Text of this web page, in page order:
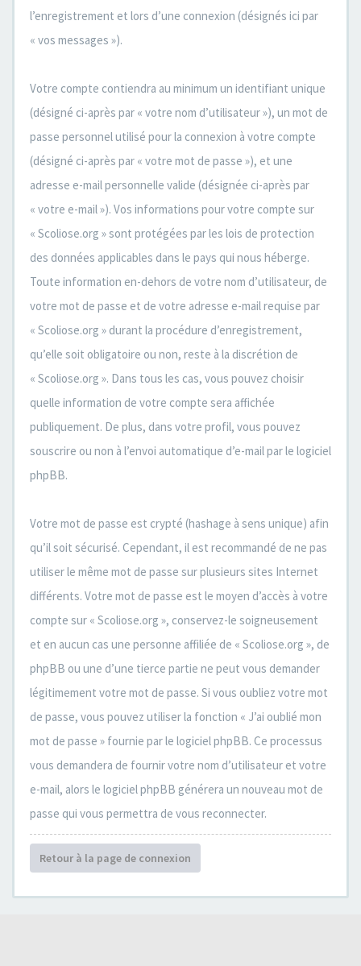
l’enregistrement et lors d’une connexion (désignés ici par
« vos messages »).
Votre compte contiendra au minimum un identifiant unique
(désigné ci-après par « votre nom d’utilisateur »), un mot de
passe personnel utilisé pour la connexion à votre compte
(désigné ci-après par « votre mot de passe »), et une
adresse e-mail personnelle valide (désignée ci-après par
« votre e-mail »). Vos informations pour votre compte sur
« Scoliose.org » sont protégées par les lois de protection
des données applicables dans le pays qui nous héberge.
Toute information en-dehors de votre nom d’utilisateur, de
votre mot de passe et de votre adresse e-mail requise par
« Scoliose.org » durant la procédure d’enregistrement,
qu’elle soit obligatoire ou non, reste à la discrétion de
« Scoliose.org ». Dans tous les cas, vous pouvez choisir
quelle information de votre compte sera affichée
publiquement. De plus, dans votre profil, vous pouvez
souscrire ou non à l’envoi automatique d’e-mail par le logiciel
phpBB.
Votre mot de passe est crypté (hashage à sens unique) afin
qu’il soit sécurisé. Cependant, il est recommandé de ne pas
utiliser le même mot de passe sur plusieurs sites Internet
différents. Votre mot de passe est le moyen d’accès à votre
compte sur « Scoliose.org », conservez-le soigneusement
et en aucun cas une personne affiliée de « Scoliose.org », de
phpBB ou une d’une tierce partie ne peut vous demander
légitimement votre mot de passe. Si vous oubliez votre mot
de passe, vous pouvez utiliser la fonction « J’ai oublié mon
mot de passe » fournie par le logiciel phpBB. Ce processus
vous demandera de fournir votre nom d’utilisateur et votre
e-mail, alors le logiciel phpBB générera un nouveau mot de
passe qui vous permettra de vous reconnecter.
Retour à la page de connexion